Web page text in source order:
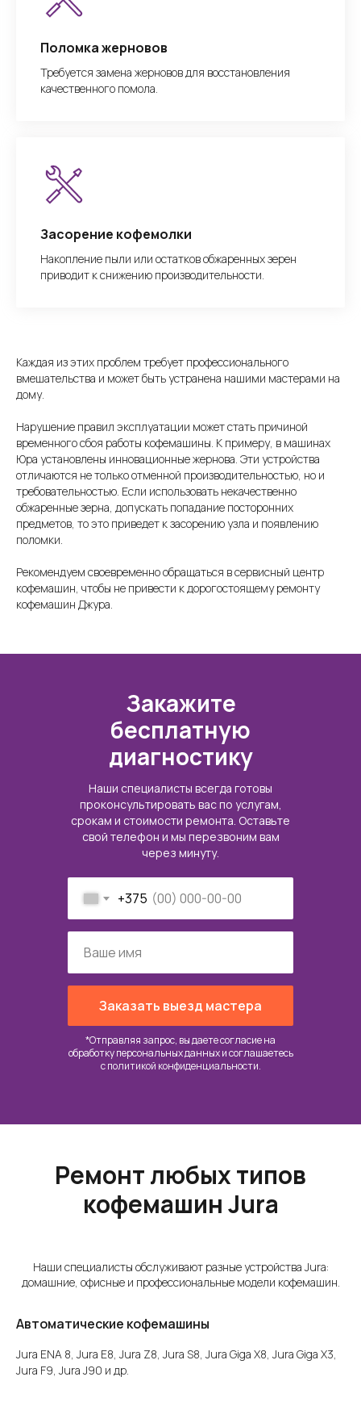
Поломка жерновов
Требуется замена жерновов для восстановления
качественного помола.
Засорение кофемолки
Накопление пыли или остатков обжаренных зерен
приводит к снижению производительности.
Каждая из этих проблем требует профессионального
вмешательства и может быть устранена нашими мастерами на
дому.
Нарушение правил эксплуатации может стать причиной
временного сбоя работы кофемашины. К примеру, в машинах
Юра установлены инновационные жернова. Эти устройства
отличаются не только отменной производительностью, но и
требовательностью. Если использовать некачественно
обжаренные зерна, допускать попадание посторонних
предметов, то это приведет к засорению узла и появлению
поломки.
Рекомендуем своевременно обращаться в сервисный центр
кофемашин, чтобы не привести к дорогостоящему ремонту
кофемашин Джура.
Наши специалисты всегда готовы
проконсультировать вас по услугам,
срокам и стоимости ремонта. Оставьте
свой телефон и мы перезвоним вам
через минуту.
Закажите
бесплатную
диагностику
*Отправляя запрос, вы даете согласие на
обработку персональных данных и соглашаетесь
cполитикой конфиденциальности.
+375
Заказать выезд мастера
Ремонт любых типов
кофемашин Jura
Наши специалисты обслуживают разные устройства Jura:
домашние, офисные и профессиональные модели кофемашин.
Автоматические кофемашины
Jura ENA 8, Jura E8, Jura Z8, Jura S8, Jura Giga X8, Jura Giga X3,
Jura F9, Jura J90 и др.